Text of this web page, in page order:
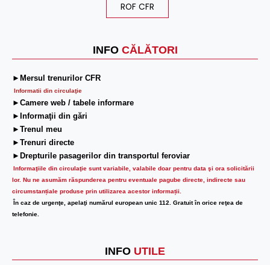
INFO CĂLĂTORI
►Mersul trenurilor CFR
Informatii din circulaţie
►Camere web / tabele informare
►Informaţii din gări
►Trenul meu
►Trenuri directe
►Drepturile pasagerilor din transportul feroviar
Informaţiile din circulaţie sunt variabile, valabile doar pentru data şi ora solicitării
lor. Nu ne asumăm răspunderea pentru eventuale pagube directe, indirecte sau
circumstanțiale produse prin utilizarea acestor informații.
În caz de urgenţe, apelaţi numărul european unic 112. Gratuit în orice reţea de
telefonie.
INFO UTILE
ROF CFR